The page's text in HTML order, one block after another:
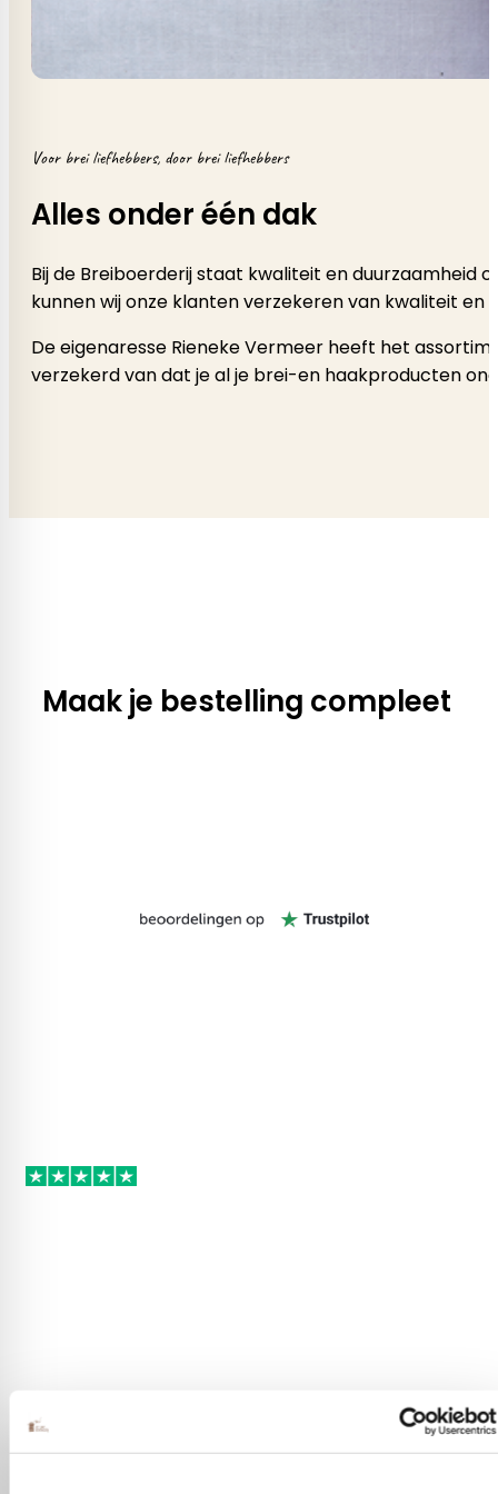
Voor brei liefhebbers, door brei liefhebbers
Alles onder één dak
Bij de Breiboerderij staat kwaliteit en duurzaamheid
kunnen wij onze klanten verzekeren van kwaliteit en
De eigenaresse Rieneke Vermeer heeft het
verzekerd van dat je al je brei-en haakproducten
Maak je bestelling compleet